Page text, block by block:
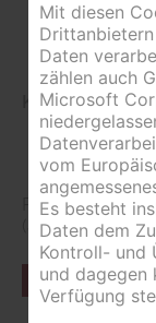
Kinderpreise
Preise sind
(ab 15 Jahren
Mit diesen
Daten
zählen auch
Microsoft
vom
Es besteht
Daten dem
Kontroll- und
und dagegen
Verfügung